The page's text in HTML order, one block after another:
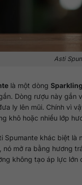
Asti
là một dòng
Dòng rượu này gắn
ly lên mũi. Chính vì
khô hoặc nhiều lớp
Spumante khác biệt là
nó mở ra bằng hương
không tạo áp lực lớn